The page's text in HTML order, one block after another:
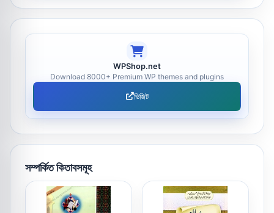
WPShop.net
Download 8000+ Premium WP themes and plugins
ভিজিট
সম্পর্কিত কিতাবসমূহ